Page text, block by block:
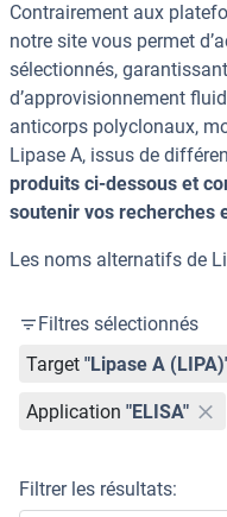
Contrairement aux
notre site vous permet
sélectionnés,
d’approvisionnement
anticorps polyclonaux,
Lipase A, issus de
produits ci-dessous et
soutenir vos recherches
Les noms alternatifs de
Filtres sélectionnés
Target "Lipase A
Application "ELISA"
Filtrer les résultats: